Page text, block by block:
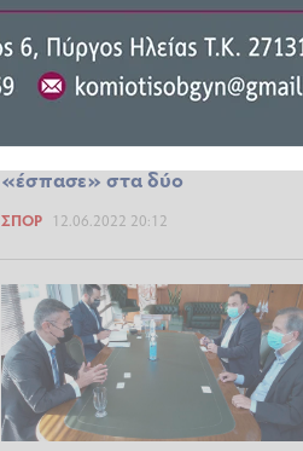
Γκραν πρι Αζερμπαϊτζάν: Ο
Χάμιλτον που η Mercedes τον
«έσπασε» στα δύο
ΣΠΟΡ 12.06.2022 20:12